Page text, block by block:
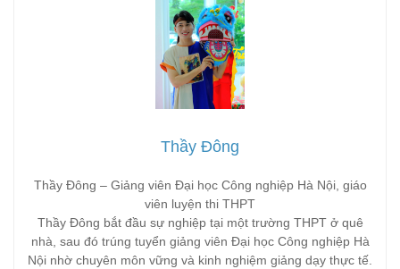
Thầy Đông
Thầy Đông – Giảng viên Đại học Công nghiệp Hà Nội, giáo
viên luyện thi THPT
Thầy Đông bắt đầu sự nghiệp tại một trường THPT ở quê
nhà, sau đó trúng tuyển giảng viên Đại học Công nghiệp Hà
Nội nhờ chuyên môn vững và kinh nghiệm giảng dạy thực tế.